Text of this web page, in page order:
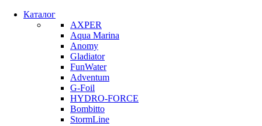
Каталог
AXPER
Aqua Marina
Anomy
Gladiator
FunWater
Adventum
G-Foil
HYDRO-FORCE
Bombitto
StormLine